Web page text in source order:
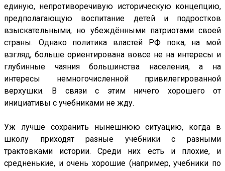
единую, непротиворечивую историческую концепцию,
предполагающую воспитание детей и подростков
взыскательными, но убеждёнными патриотами своей
страны. Однако политика властей РФ пока, на мой
взгляд, больше ориентирована вовсе не на интересы и
глубинные чаяния большинства населения, а на
интересы немногочисленной привилегированной
верхушки. В связи с этим ничего хорошего от
инициативы с учебниками не жду.
Уж лучше сохранить нынешнюю ситуацию, когда в
школу приходят разные учебники с разными
трактовками истории. Среди них есть и плохие, и
средненькие, и очень хорошие (например, учебники по